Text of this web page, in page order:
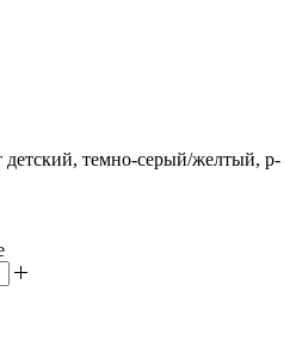
детский, темно-серый/желтый, р-